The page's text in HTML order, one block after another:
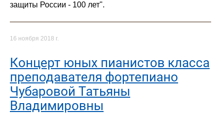
защиты России - 100 лет".
16 ноября 2018 г.
Концерт юных пианистов класса
преподавателя фортепиано
Чубаровой Татьяны
Владимировны